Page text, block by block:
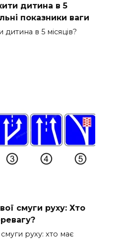
дитина в 5
показники ваги
в 5 місяців?
смуги руху: Хто
руху: хто має